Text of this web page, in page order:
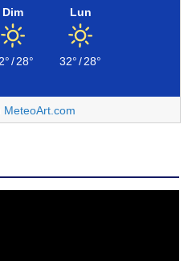
Dim
/28°
Lun
32°/28°
MeteoArt.com